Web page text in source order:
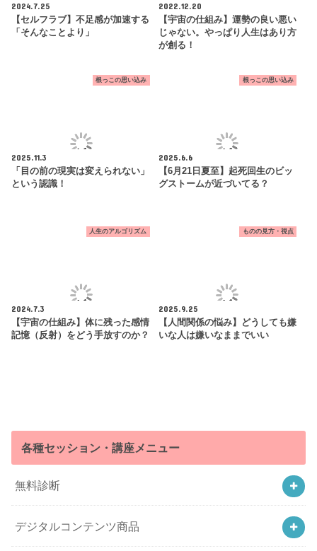
2024.7.25
【セルフラブ】不足感が加速する
「そんなことより」
2022.12.20
【宇宙の仕組み】運勢の良い悪い
じゃない。やっぱり人生はあり方
が創る！
根っこの思い込み
2025.11.3
「目の前の現実は変えられない」
という認識！
根っこの思い込み
2025.6.6
【6月21日夏至】起死回生のビッ
グストームが近づいてる？
人生のアルゴリズム
2024.7.3
【宇宙の仕組み】体に残った感情
記憶（反射）をどう手放すのか？
ものの見方・視点
2025.9.25
【人間関係の悩み】どうしても嫌
いな人は嫌いなままでいい
各種セッション・講座メニュー
無料診断
デジタルコンテンツ商品